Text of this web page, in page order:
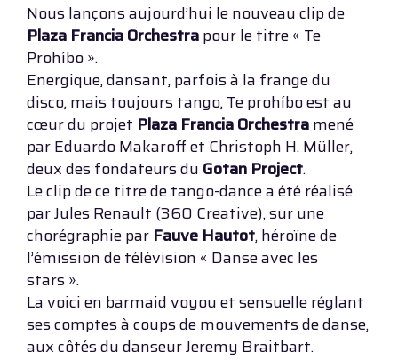
Nous lançons aujourd’hui le nouveau clip de
Plaza Francia Orchestrapour le titre « Te
Prohíbo ».
Energique, dansant, parfois à la frange du
disco, mais toujours tango, Te prohíbo est au
cœur du projet Plaza Francia Orchestramené
par Eduardo Makaroff et Christoph H. Müller,
deux des fondateurs du Gotan Project.
Le clip de ce titre de tango-dance a été réalisé
par Jules Renault (360 Creative), sur une
chorégraphie par Fauve Hautot, héroïne de
l’émission de télévision « Danse avec les
stars ».
La voici en barmaid voyou et sensuelle réglant
ses comptes à coups de mouvements de danse,
aux côtés du danseur Jeremy Braitbart.